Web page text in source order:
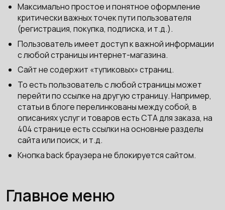
Максимально простое и понятное оформление
критически важных точек пути пользователя
(регистрация, покупка, подписка, и т.д.).
Пользователь имеет доступ к важной информации
с любой страницы интернет-магазина.
Сайт не содержит «тупиковых» страниц.
То есть пользователь с любой страницы может
перейти по ссылке на другую страницу. Например,
статьи в блоге перелинкованы между собой, в
описаниях услуг и товаров есть CTA для заказа, на
404 странице есть ссылки на основные разделы
сайта или поиск, и т.д.
Кнопка back браузера не блокируется сайтом.
Главное меню